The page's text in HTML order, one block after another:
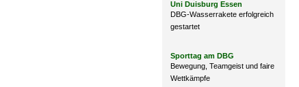
Uni Duisburg Essen
DBG-Wasserrakete erfolgreich
gestartet
Sporttag am DBG
Bewegung, Teamgeist und faire
Wettkämpfe